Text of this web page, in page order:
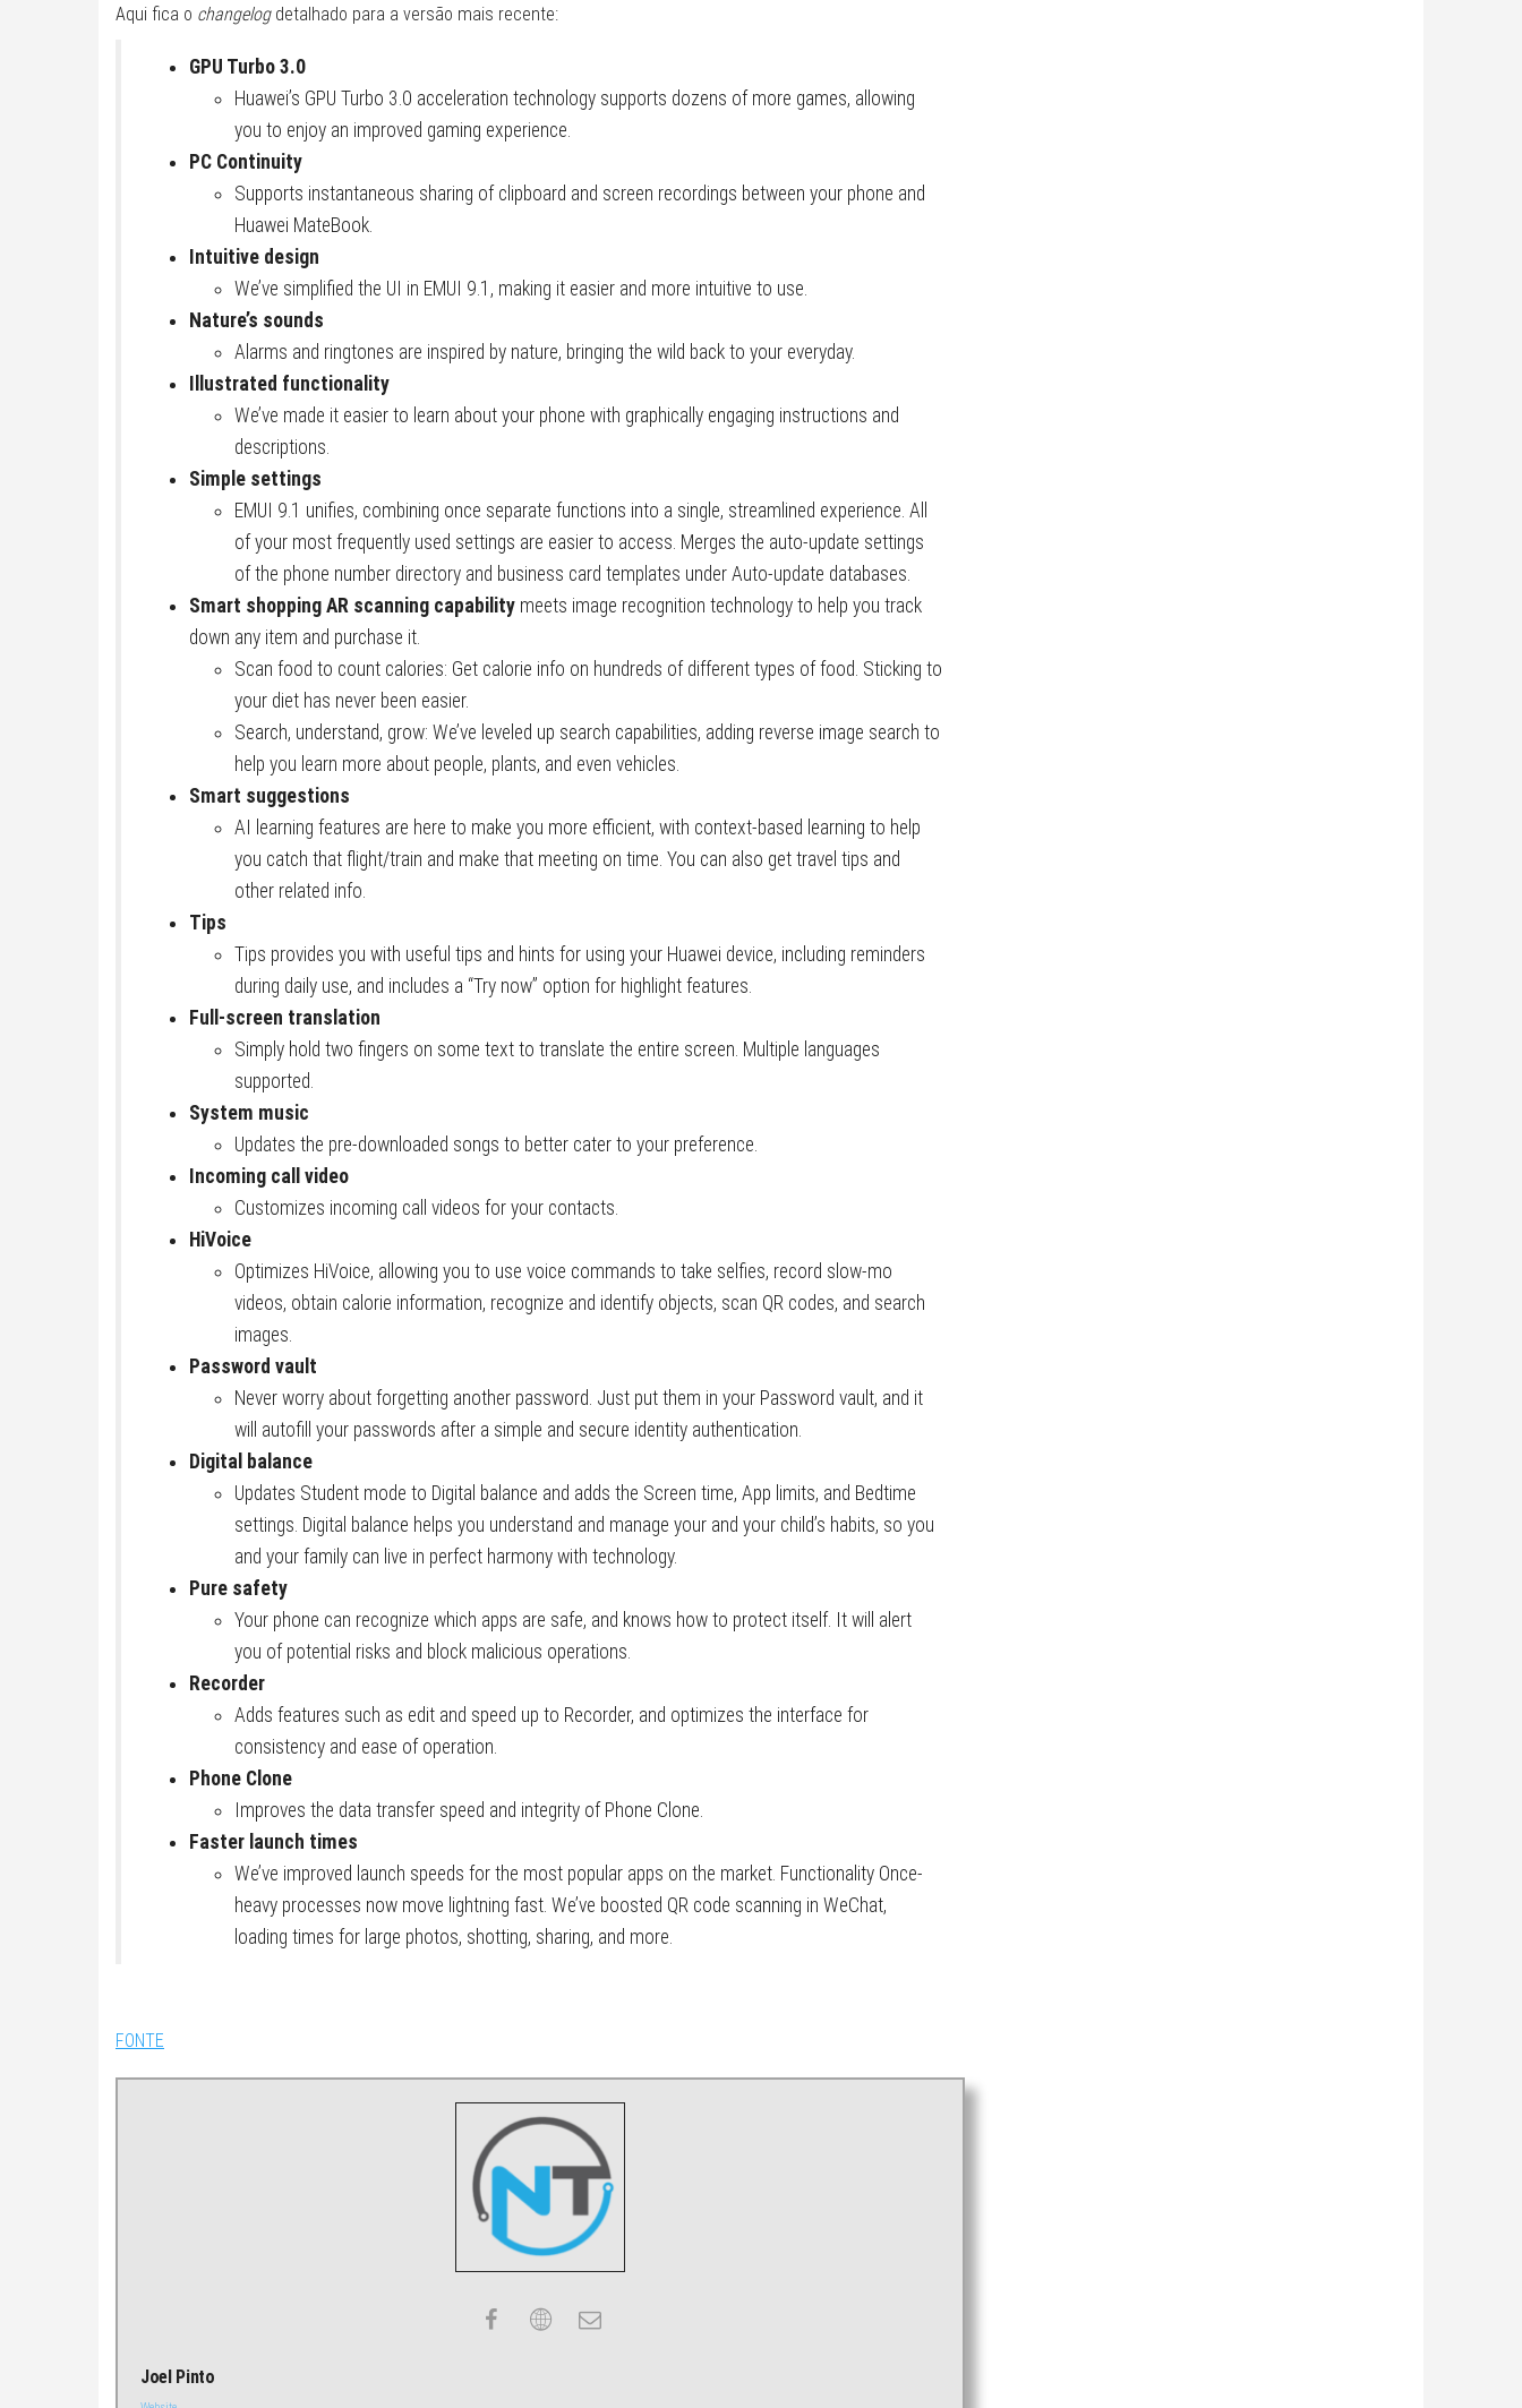
Aqui fica o changelogdetalhado para a versão mais recente:
GPU Turbo 3.0
Huawei’s GPU Turbo 3.0 acceleration technology supports dozens of more games, allowing
you to enjoy an improved gaming experience.
PC Continuity
Supports instantaneous sharing of clipboard and screen recordings between your phone and
Huawei MateBook.
Intuitive design
We’ve simplified the UI in EMUI 9.1, making it easier and more intuitive to use.
Nature’s sounds
Alarms and ringtones are inspired by nature, bringing the wild back to your everyday.
Illustrated functionality
We’ve made it easier to learn about your phone with graphically engaging instructions and
descriptions.
Simple settings
EMUI 9.1 unifies, combining once separate functions into a single, streamlined experience. All
of your most frequently used settings are easier to access. Merges the auto-update settings
of the phone number directory and business card templates under Auto-update databases.
Smart shopping AR scanning capability meets image recognition technology to help you track
down any item and purchase it.
Scan food to count calories: Get calorie info on hundreds of different types of food. Sticking to
your diet has never been easier.
Search, understand, grow: We’ve leveled up search capabilities, adding reverse image search to
help you learn more about people, plants, and even vehicles.
Smart suggestions
AI learning features are here to make you more efficient, with context-based learning to help
you catch that flight/train and make that meeting on time. You can also get travel tips and
other related info.
Tips
Tips provides you with useful tips and hints for using your Huawei device, including reminders
during daily use, and includes a “Try now” option for highlight features.
Full-screen translation
Simply hold two fingers on some text to translate the entire screen. Multiple languages
supported.
System music
Updates the pre-downloaded songs to better cater to your preference.
Incoming call video
Customizes incoming call videos for your contacts.
HiVoice
Optimizes HiVoice, allowing you to use voice commands to take selfies, record slow-mo
videos, obtain calorie information, recognize and identify objects, scan QR codes, and search
images.
Password vault
Never worry about forgetting another password. Just put them in your Password vault, and it
will autofill your passwords after a simple and secure identity authentication.
Digital balance
Updates Student mode to Digital balance and adds the Screen time, App limits, and Bedtime
settings. Digital balance helps you understand and manage your and your child’s habits, so you
and your family can live in perfect harmony with technology.
Pure safety
Your phone can recognize which apps are safe, and knows how to protect itself. It will alert
you of potential risks and block malicious operations.
Recorder
Adds features such as edit and speed up to Recorder, and optimizes the interface for
consistency and ease of operation.
Phone Clone
Improves the data transfer speed and integrity of Phone Clone.
Faster launch times
We’ve improved launch speeds for the most popular apps on the market. Functionality Once-
heavy processes now move lightning fast. We’ve boosted QR code scanning in WeChat,
loading times for large photos, shotting, sharing, and more.
FONTE
Joel Pinto